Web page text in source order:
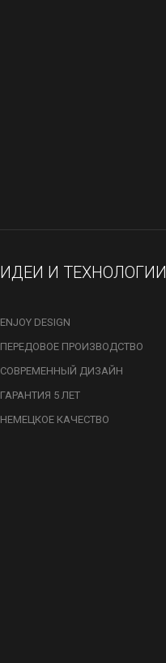
ИДЕИ И ТЕХНОЛОГИИ
ENJOY DESIGN
ПЕРЕДОВОЕ ПРОИЗВОДСТВО
СОВРЕМЕННЫЙ ДИЗАЙН
ГАРАНТИЯ 5 ЛЕТ
НЕМЕЦКОЕ КАЧЕСТВО